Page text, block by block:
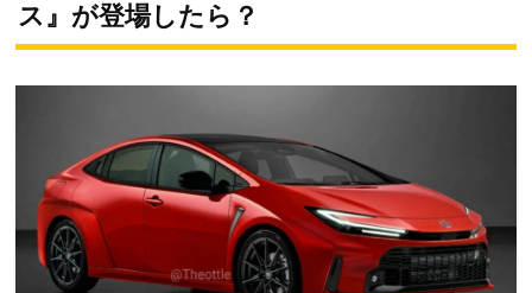
ス』が登場したら？